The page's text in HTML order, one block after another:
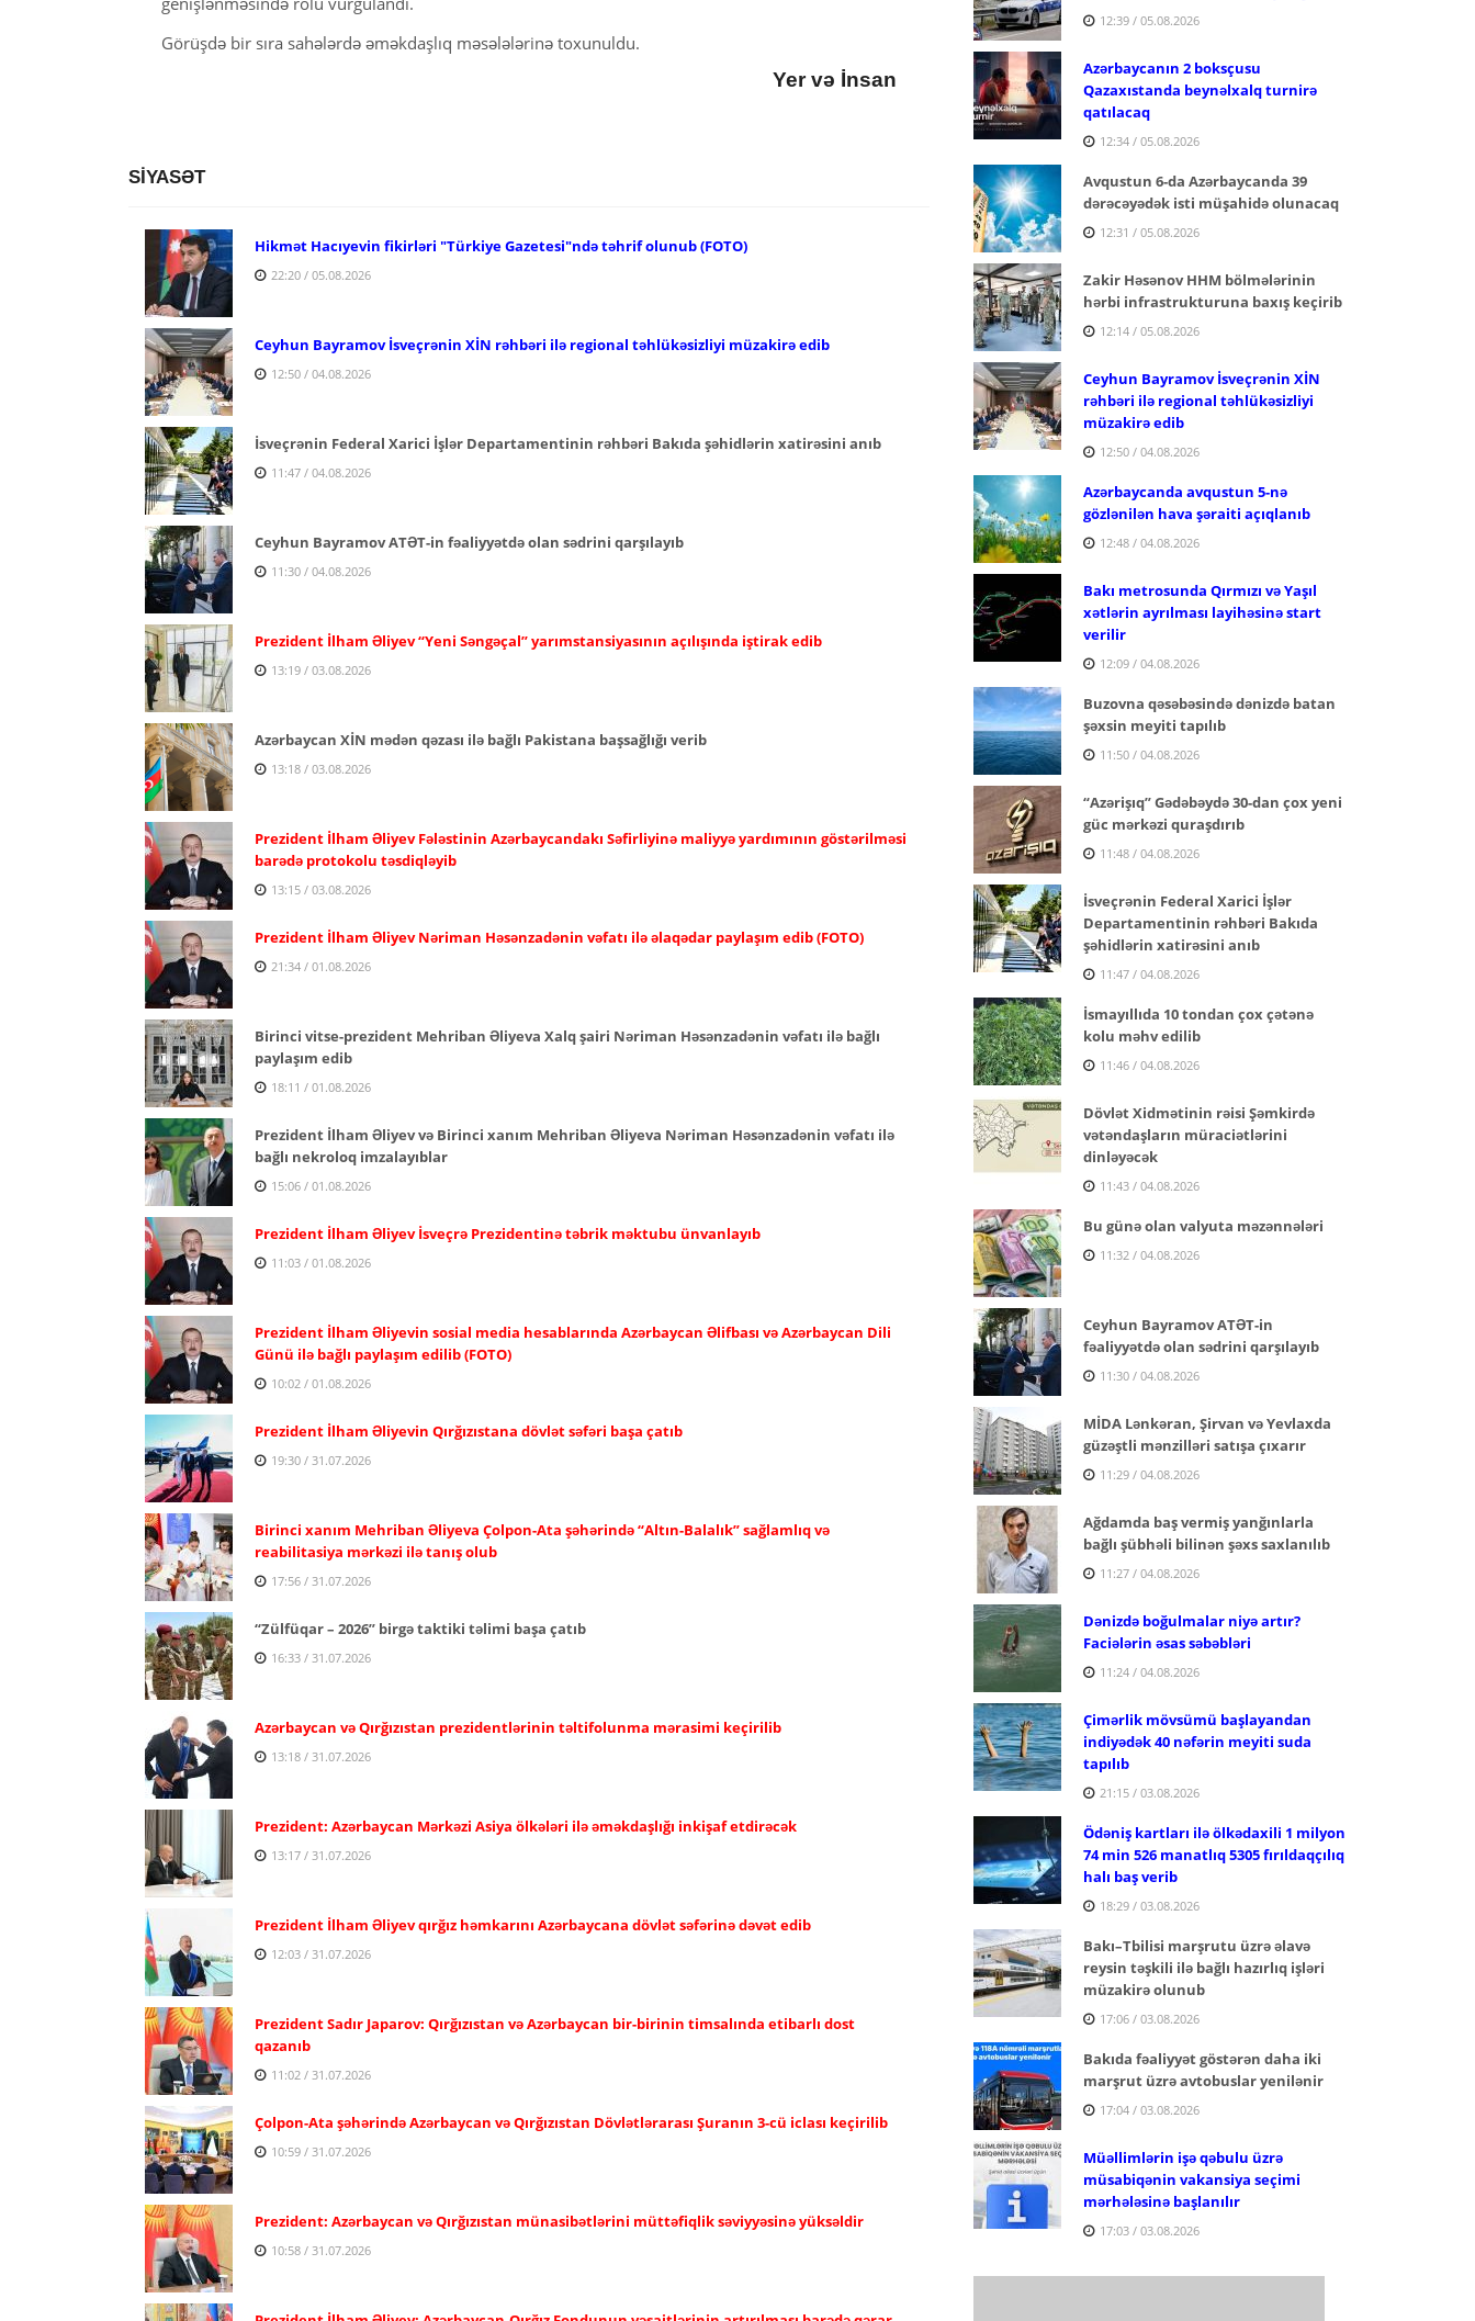
Görüşdə bir sıra sahələrdə əməkdaşlıq məsələlərinə toxunuldu.
Yer və İnsan
SİYASƏT
Hikmət Hacıyevin fikirləri "Türkiye Gazetesi"ndə təhrif olunub (FOTO)
22:20 / 05.08.2026
Ceyhun Bayramov İsveçrənin XİN rəhbəri ilə regional təhlükəsizliyi müzakirə edib
12:50 / 04.08.2026
İsveçrənin Federal Xarici İşlər Departamentinin rəhbəri Bakıda şəhidlərin xatirəsini anıb
11:47 / 04.08.2026
Ceyhun Bayramov ATƏT-in fəaliyyətdə olan sədrini qarşılayıb
11:30 / 04.08.2026
Prezident İlham Əliyev “Yeni Səngəçal” yarımstansiyasının açılışında iştirak edib
13:19 / 03.08.2026
Azərbaycan XİN mədən qəzası ilə bağlı Pakistana başsağlığı verib
13:18 / 03.08.2026
Prezident İlham Əliyev Fələstinin Azərbaycandakı Səfirliyinə maliyyə yardımının göstərilməsi
barədə protokolu təsdiqləyib
13:15 / 03.08.2026
Prezident İlham Əliyev Nəriman Həsənzadənin vəfatı ilə əlaqədar paylaşım edib (FOTO)
21:34 / 01.08.2026
Birinci vitse-prezident Mehriban Əliyeva Xalq şairi Nəriman Həsənzadənin vəfatı ilə bağlı
paylaşım edib
18:11 / 01.08.2026
Prezident İlham Əliyev və Birinci xanım Mehriban Əliyeva Nəriman Həsənzadənin vəfatı ilə
bağlı nekroloq imzalayıblar
15:06 / 01.08.2026
Prezident İlham Əliyev İsveçrə Prezidentinə təbrik məktubu ünvanlayıb
11:03 / 01.08.2026
Prezident İlham Əliyevin sosial media hesablarında Azərbaycan Əlifbası və Azərbaycan Dili
Günü ilə bağlı paylaşım edilib (FOTO)
10:02 / 01.08.2026
Prezident İlham Əliyevin Qırğızıstana dövlət səfəri başa çatıb
19:30 / 31.07.2026
Birinci xanım Mehriban Əliyeva Çolpon-Ata şəhərində “Altın-Balalık” sağlamlıq və
reabilitasiya mərkəzi ilə tanış olub
17:56 / 31.07.2026
“Zülfüqar – 2026” birgə taktiki təlimi başa çatıb
16:33 / 31.07.2026
Azərbaycan və Qırğızıstan prezidentlərinin təltifolunma mərasimi keçirilib
13:18 / 31.07.2026
Prezident: Azərbaycan Mərkəzi Asiya ölkələri ilə əməkdaşlığı inkişaf etdirəcək
13:17 / 31.07.2026
Prezident İlham Əliyev qırğız həmkarını Azərbaycana dövlət səfərinə dəvət edib
12:03 / 31.07.2026
Prezident Sadır Japarov: Qırğızıstan və Azərbaycan bir-birinin timsalında etibarlı dost
qazanıb
11:02 / 31.07.2026
Çolpon-Ata şəhərində Azərbaycan və Qırğızıstan Dövlətlərarası Şuranın 3-cü iclası keçirilib
10:59 / 31.07.2026
Prezident: Azərbaycan və Qırğızıstan münasibətlərini müttəfiqlik səviyyəsinə yüksəldir
10:58 / 31.07.2026
12:39 / 05.08.2026
Azərbaycanın 2 boksçusu
Qazaxıstanda beynəlxalq turnirə
qatılacaq
12:34 / 05.08.2026
Avqustun 6-da Azərbaycanda 39
dərəcəyədək isti müşahidə olunacaq
12:31 / 05.08.2026
Zakir Həsənov HHM bölmələrinin
hərbi infrastrukturuna baxış keçirib
12:14 / 05.08.2026
Ceyhun Bayramov İsveçrənin XİN
rəhbəri ilə regional təhlükəsizliyi
müzakirə edib
12:50 / 04.08.2026
Azərbaycanda avqustun 5-nə
gözlənilən hava şəraiti açıqlanıb
12:48 / 04.08.2026
Bakı metrosunda Qırmızı və Yaşıl
xətlərin ayrılması layihəsinə start
verilir
12:09 / 04.08.2026
Buzovna qəsəbəsində dənizdə batan
şəxsin meyiti tapılıb
11:50 / 04.08.2026
“Azərişıq” Gədəbəydə 30-dan çox yeni
güc mərkəzi quraşdırıb
11:48 / 04.08.2026
İsveçrənin Federal Xarici İşlər
Departamentinin rəhbəri Bakıda
şəhidlərin xatirəsini anıb
11:47 / 04.08.2026
İsmayıllıda 10 tondan çox çətənə
kolu məhv edilib
11:46 / 04.08.2026
Dövlət Xidmətinin rəisi Şəmkirdə
vətəndaşların müraciətlərini
dinləyəcək
11:43 / 04.08.2026
Bu günə olan valyuta məzənnələri
11:32 / 04.08.2026
Ceyhun Bayramov ATƏT-in
fəaliyyətdə olan sədrini qarşılayıb
11:30 / 04.08.2026
MİDA Lənkəran, Şirvan və Yevlaxda
güzəştli mənzilləri satışa çıxarır
11:29 / 04.08.2026
Ağdamda baş vermiş yanğınlarla
bağlı şübhəli bilinən şəxs saxlanılıb
11:27 / 04.08.2026
Dənizdə boğulmalar niyə artır?
Faciələrin əsas səbəbləri
11:24 / 04.08.2026
Çimərlik mövsümü başlayandan
indiyədək 40 nəfərin meyiti suda
tapılıb
21:15 / 03.08.2026
Ödəniş kartları ilə ölkədaxili 1 milyon
74 min 526 manatlıq 5305 fırıldaqçılıq
halı baş verib
18:29 / 03.08.2026
Bakı–Tbilisi marşrutu üzrə əlavə
reysin təşkili ilə bağlı hazırlıq işləri
müzakirə olunub
17:06 / 03.08.2026
Bakıda fəaliyyət göstərən daha iki
marşrut üzrə avtobuslar yenilənir
17:04 / 03.08.2026
Müəllimlərin işə qəbulu üzrə
müsabiqənin vakansiya seçimi
mərhələsinə başlanılır
17:03 / 03.08.2026